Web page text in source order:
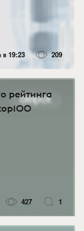
в 19:23 209
рейтинга
427 1